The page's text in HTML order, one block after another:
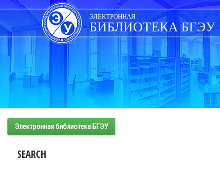
Skip
navigation
ЭЛЕКТРОННАЯ
БИБЛИОТЕКА БГЭУ
Электронная библиотека БГЭУ
SEARCH